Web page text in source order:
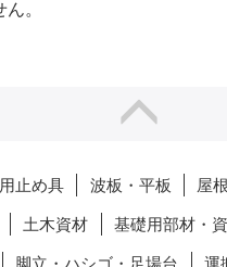
。
止め具 波板・平板 屋
土木資材 基礎用部材・